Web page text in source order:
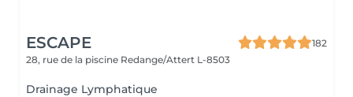
ESCAPE
182
28, rue de la piscine Redange/Attert L-8503
Drainage Lymphatique